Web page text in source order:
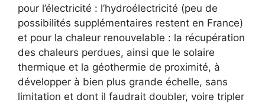
pour l’électricité : l’hydroélectricité (peu de
possibilités supplémentaires restent en France)
et pour la chaleur renouvelable : la récupération
des chaleurs perdues, ainsi que le solaire
thermique et la géothermie de proximité, à
développer à bien plus grande échelle, sans
limitation et dont il faudrait doubler, voire tripler